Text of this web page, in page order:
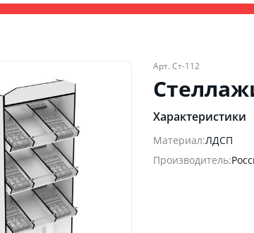
Арт. Ст-112
Характеристики
Материал:ЛДСП
Производитель: